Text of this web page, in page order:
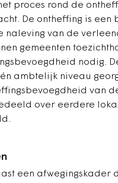
proces rond de
De ontheffing is een
naleving van de
gemeenten
nodig.
ambtelijk niveau
van
over eerdere
een afwegingskader